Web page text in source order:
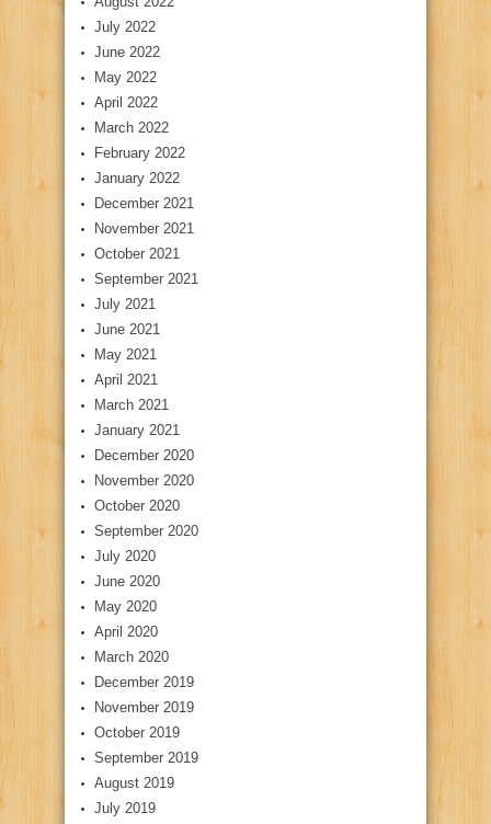
July 2022
June 2022
May 2022
April 2022
March 2022
February 2022
January 2022
December 2021
November 2021
October 2021
September 2021
July 2021
June 2021
May 2021
April 2021
March 2021
January 2021
December 2020
November 2020
October 2020
September 2020
July 2020
June 2020
May 2020
April 2020
March 2020
December 2019
November 2019
October 2019
September 2019
August 2019
July 2019